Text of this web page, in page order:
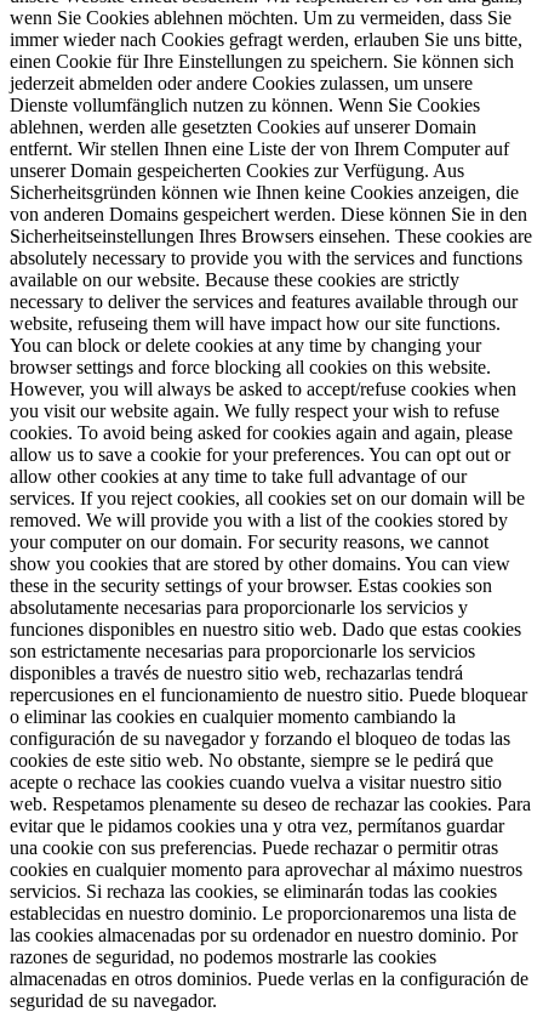
wenn Sie Cookies ablehnen möchten. Um zu vermeiden, dass Sie
immer wieder nach Cookies gefragt werden, erlauben Sie uns bitte,
einen Cookie für Ihre Einstellungen zu speichern. Sie können sich
jederzeit abmelden oder andere Cookies zulassen, um unsere
Dienste vollumfänglich nutzen zu können. Wenn Sie Cookies
ablehnen, werden alle gesetzten Cookies auf unserer Domain
entfernt. Wir stellen Ihnen eine Liste der von Ihrem Computer auf
unserer Domain gespeicherten Cookies zur Verfügung. Aus
Sicherheitsgründen können wie Ihnen keine Cookies anzeigen, die
von anderen Domains gespeichert werden. Diese können Sie in den
Sicherheitseinstellungen Ihres Browsers einsehen. These cookies are
absolutely necessary to provide you with the services and functions
available on our website. Because these cookies are strictly
necessary to deliver the services and features available through our
website, refuseing them will have impact how our site functions.
You can block or delete cookies at any time by changing your
browser settings and force blocking all cookies on this website.
However, you will always be asked to accept/refuse cookies when
you visit our website again. We fully respect your wish to refuse
cookies. To avoid being asked for cookies again and again, please
allow us to save a cookie for your preferences. You can opt out or
allow other cookies at any time to take full advantage of our
services. If you reject cookies, all cookies set on our domain will be
removed. We will provide you with a list of the cookies stored by
your computer on our domain. For security reasons, we cannot
show you cookies that are stored by other domains. You can view
these in the security settings of your browser. Estas cookies son
absolutamente necesarias para proporcionarle los servicios y
funciones disponibles en nuestro sitio web. Dado que estas cookies
son estrictamente necesarias para proporcionarle los servicios
disponibles a través de nuestro sitio web, rechazarlas tendrá
repercusiones en el funcionamiento de nuestro sitio. Puede bloquear
o eliminar las cookies en cualquier momento cambiando la
configuración de su navegador y forzando el bloqueo de todas las
cookies de este sitio web. No obstante, siempre se le pedirá que
acepte o rechace las cookies cuando vuelva a visitar nuestro sitio
web. Respetamos plenamente su deseo de rechazar las cookies. Para
evitar que le pidamos cookies una y otra vez, permítanos guardar
una cookie con sus preferencias. Puede rechazar o permitir otras
cookies en cualquier momento para aprovechar al máximo nuestros
servicios. Si rechaza las cookies, se eliminarán todas las cookies
establecidas en nuestro dominio. Le proporcionaremos una lista de
las cookies almacenadas por su ordenador en nuestro dominio. Por
razones de seguridad, no podemos mostrarle las cookies
almacenadas en otros dominios. Puede verlas en la configuración de
seguridad de su navegador.